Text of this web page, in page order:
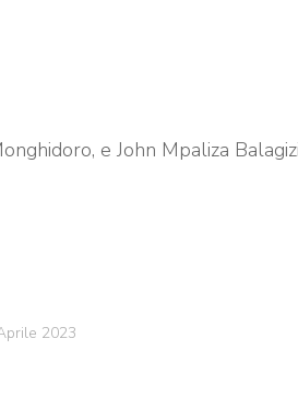
e John Mpaliza
2023